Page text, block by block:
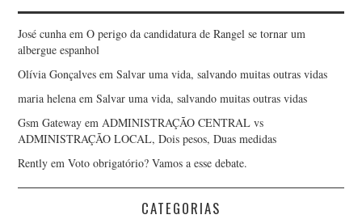
José cunha emO perigo da candidatura de Rangel se tornar um
albergue espanhol
Olívia Gonçalves emSalvar uma vida, salvando muitas outras vidas
maria helena emSalvar uma vida, salvando muitas outras vidas
Gsm Gateway em ADMINISTRAÇÃO CENTRAL vs
ADMINISTRAÇÃO LOCAL, Dois pesos, Duas medidas
Rently emVoto obrigatório? Vamos a esse debate.
CATEGORIAS